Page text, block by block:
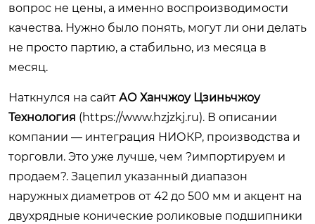
вопрос не цены, а именно воспроизводимости
качества. Нужно было понять, могут ли они делать
не просто партию, а стабильно, из месяца в
месяц.
Наткнулся на сайт АО Ханчжоу Цзиньчжоу
Технология (https://www.hzjzkj.ru). В описании
компании — интеграция НИОКР, производства и
торговли. Это уже лучше, чем ?импортируем и
продаем?. Зацепил указанный диапазон
наружных диаметров от 42 до 500 мм и акцент на
двухрядные конические роликовые подшипники